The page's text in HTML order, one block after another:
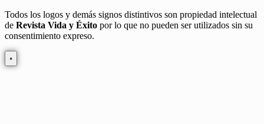
Todos los logos y demás signos distintivos son propiedad intelectual
de Revista Vida y Éxito por lo que no pueden ser utilizados sin su
consentimiento expreso.
×